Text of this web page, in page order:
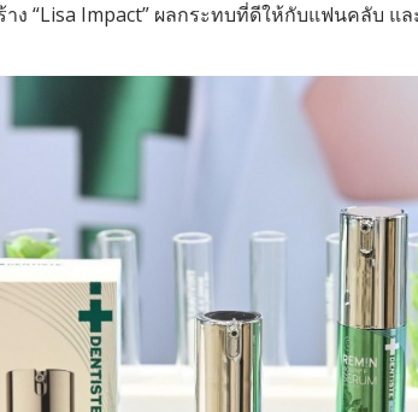
าง “Lisa Impact” ผลกระทบที่ดีให้กับแฟนคลับ